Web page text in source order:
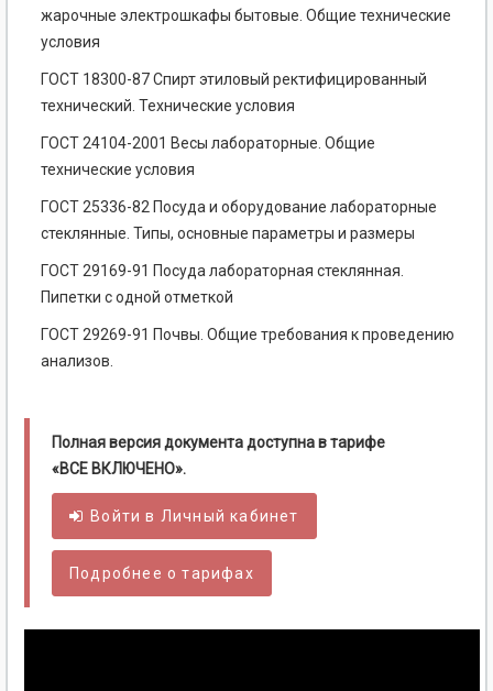
жарочные электрошкафы бытовые. Общие технические
условия
ГОСТ 18300-87 Спирт этиловый ректифицированный
технический. Технические условия
ГОСТ 24104-2001 Весы лабораторные. Общие
технические условия
ГОСТ 25336-82 Посуда и оборудование лабораторные
стеклянные. Типы, основные параметры и размеры
ГОСТ 29169-91 Посуда лабораторная стеклянная.
Пипетки с одной отметкой
ГОСТ 29269-91 Почвы. Общие требования к проведению
анализов.
Полная версия документа доступна в тарифе
«ВСЕ ВКЛЮЧЕНО».
Войти в Личный кабинет
Подробнее о тарифах